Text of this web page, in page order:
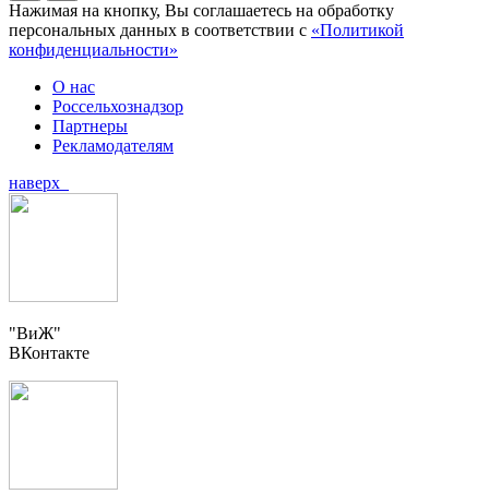
Нажимая на кнопку, Вы соглашаетесь на обработку
персональных данных в соответствии с «Политикой
конфиденциальности»
О нас
Россельхознадзор
Партнеры
Рекламодателям
наверх
"ВиЖ"
ВКонтакте